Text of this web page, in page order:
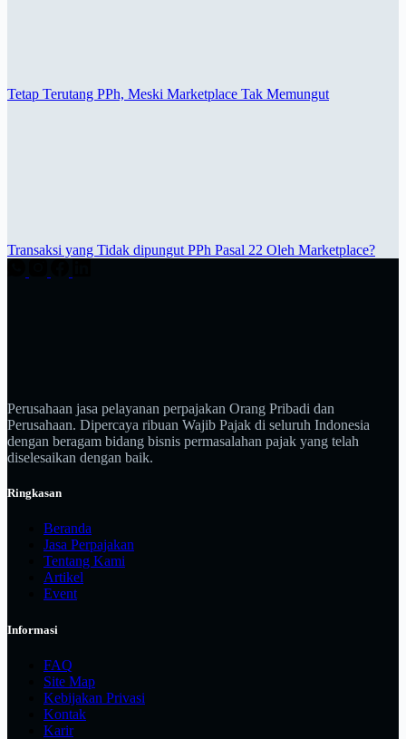
Tetap Terutang PPh, Meski Marketplace Tak Memungut
Transaksi yang Tidak dipungut PPh Pasal 22 Oleh Marketplace?
Perusahaan jasa pelayanan perpajakan Orang Pribadi dan
Perusahaan. Dipercaya ribuan Wajib Pajak di seluruh Indonesia
dengan beragam bidang bisnis permasalahan pajak yang telah
diselesaikan dengan baik.
Ringkasan
Beranda
Jasa Perpajakan
Tentang Kami
Artikel
Event
Informasi
FAQ
Site Map
Kebijakan Privasi
Kontak
Karir